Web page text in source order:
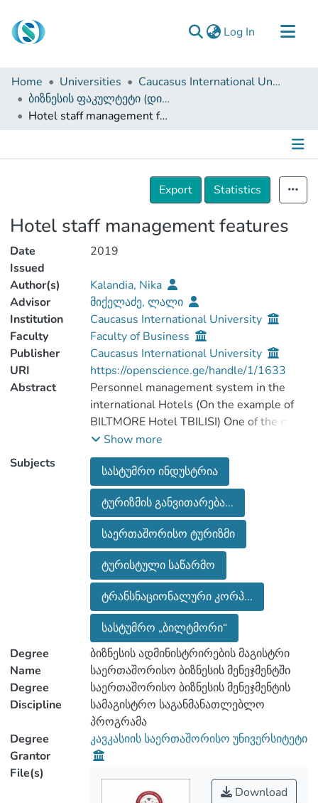
Log In (current)
Communities & Collections
Browse
Documentation
Home Universities
Caucasus International University
ბიზნესის ფაკულტეტი (დისერტაციები, სამაგისტრო ნაშრომები)
Hotel staff management features
Details
Export
Statistics
Hotel staff management features
Date
Issued
2019
Author(s)
Kalandia, Nika
Advisor
მიქელაძე, ლალი
Institution
Caucasus International University
Faculty
Faculty of Business
Publisher
Caucasus International University
URI
https://openscience.ge/handle/1/1633
Abstract
Personnel management system in the
international Hotels (On the example of
BILTMORE Hotel TBILISI) One of the most
important factors in increasing
competitiveness of companies in modern
times is the highly qualified staff.
Depending on the above mentioned,
special importance is given to the
management of the personnel effective
management. Presented master's work
deals with the personnel management
system in the international company. The
work is done on the example BILTMORE
HOTEL TBILISI.
Show more
Subjects
სასტუმრო ინდუსტრია
ტურიზმის განვითარება...
საერთაშორისო ტურიზმი
ტურისტული საწარმო
ტრანსნაციონალური კორპ...
სასტუმრო „ბილტმორი“
Degree
Name
ბიზნესის ადმინისტრირების მაგისტრი
საერთაშორისო ბიზნესის მენეჯმენტში
Degree
Discipline
საერთაშორისო ბიზნესის მენეჯმენტის
სამაგისტრო საგანმანათლებლო
პროგრამა
Degree
Grantor
კავკასიის საერთაშორისო უნივერსიტეტი
File(s)
Download